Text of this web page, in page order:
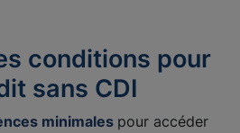
conditions pour
sans CDI
minimales pour accéder